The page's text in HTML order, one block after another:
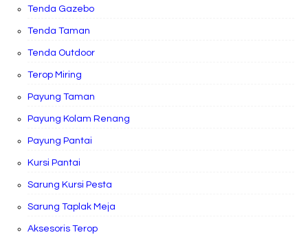
Tenda Gazebo
Tenda Taman
Tenda Outdoor
Terop Miring
Payung Taman
Payung Kolam Renang
Payung Pantai
Kursi Pantai
Sarung Kursi Pesta
Sarung Taplak Meja
Aksesoris Terop